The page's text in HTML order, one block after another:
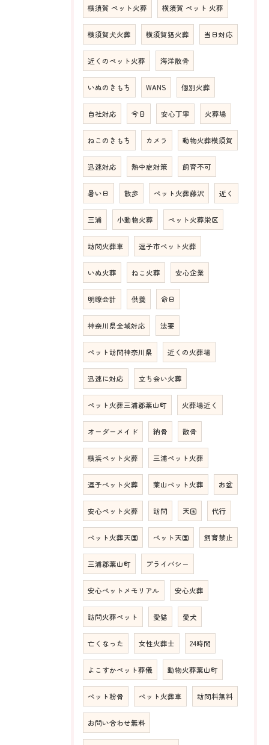
横須賀 ペット火葬 横須賀 ペット 火葬
横須賀犬火葬 横須賀猫火葬 当日対応
近くのペット火葬 海洋散骨
いぬのきもち WANS 個別火葬
自社対応 今日 安心丁寧 火葬場
ねこのきもち カメラ 動物火葬横須賀
迅速対応 熱中症対策 飼育不可
暑い日 散歩 ペット火葬藤沢 近く
三浦 小動物火葬 ペット火葬栄区
訪問火葬車 逗子市ペット火葬
いぬ火葬 ねこ火葬 安心企業
明瞭会計 供養 命日
神奈川県全域対応 法要
ペット訪問神奈川県 近くの火葬場
迅速に対応 立ち会い火葬
ペット火葬三浦郡葉山町 火葬場近く
オーダーメイド 納骨 散骨
横浜ペット火葬 三浦ペット火葬
逗子ペット火葬 葉山ペット火葬 お盆
安心ペット火葬 訪問 天国 代行
ペット火葬天国 ペット天国 飼育禁止
三浦郡葉山町 プライバシー
安心ペットメモリアル 安心火葬
訪問火葬ペット 愛猫 愛犬
亡くなった 女性火葬士 24時間
よこすかペット葬儀 動物火葬葉山町
ペット粉骨 ペット火葬車 訪問料無料
お問い合わせ無料